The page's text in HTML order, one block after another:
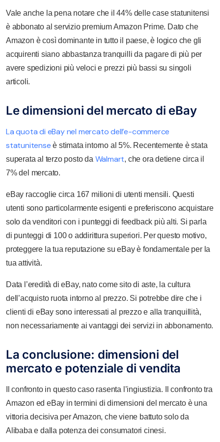
Vale anche la pena notare che il 44% delle case statunitensi
è abbonato al servizio premium Amazon Prime. Dato che
Amazon è così dominante in tutto il paese, è logico che gli
acquirenti siano abbastanza tranquilli da pagare di più per
avere spedizioni più veloci e prezzi più bassi su singoli
articoli.
Le dimensioni del mercato di eBay
La quota di eBay nel mercato dell’e-commerce
statunitense è stimata intorno al 5%. Recentemente è stata
superata al terzo posto da Walmart, che ora detiene circa il
7% del mercato.
eBay raccoglie circa 167 milioni di utenti mensili. Questi
utenti sono particolarmente esigenti e preferiscono acquistare
solo da venditori con i punteggi di feedback più alti. Si parla
di punteggi di 100 o addirittura superiori. Per questo motivo,
proteggere la tua reputazione su eBay è fondamentale per la
tua attività.
Data l’eredità di eBay, nato come sito di aste, la cultura
dell’acquisto ruota intorno al prezzo. Si potrebbe dire che i
clienti di eBay sono interessati al prezzo e alla tranquillità,
non necessariamente ai vantaggi dei servizi in abbonamento.
La conclusione: dimensioni del
mercato e potenziale di vendita
Il confronto in questo caso rasenta l’ingiustizia. Il confronto tra
Amazon ed eBay in termini di dimensioni del mercato è una
vittoria decisiva per Amazon, che viene battuto solo da
Alibaba e dalla potenza dei consumatori cinesi.